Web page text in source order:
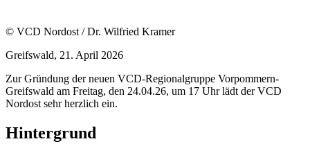
© VCD Nordost / Dr. Wilfried Kramer
Greifswald, 21. April 2026
Zur Gründung der neuen VCD-Regionalgruppe Vorpommern-
Greifswald am Freitag, den 24.04.26, um 17 Uhr lädt der VCD
Nordost sehr herzlich ein.
Hintergrund